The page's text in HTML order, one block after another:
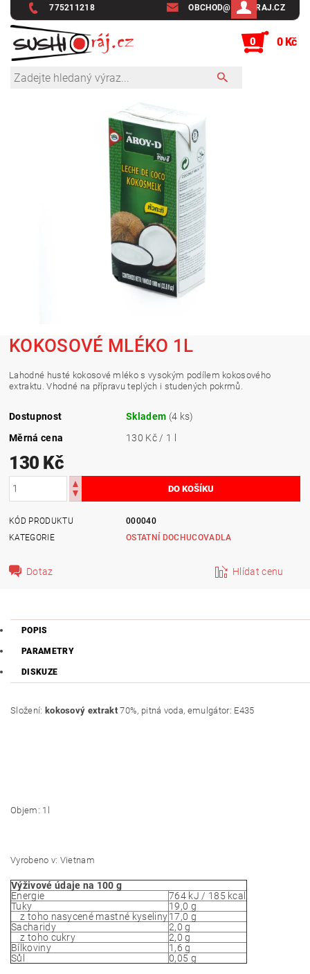
775211218 OBCHOD@SUSHIRAJ.CZ
0 0 Kč
KOKOSOVÉ MLÉKO 1L
Lahodné husté kokosové mléko s vysokým podílem kokosového
extraktu. Vhodné na přípravu teplých i studených pokrmů.
Dostupnost Skladem (4 ks)
Měrná cena
130 Kč / 1 l
130 Kč
KÓD PRODUKTU
000040
KATEGORIE
OSTATNÍ DOCHUCOVADLA
Dotaz Hlídat cenu
POPIS
PARAMETRY
DISKUZE
Složení: kokosový extrakt 70%, pitná voda, emulgátor: E435
Objem: 1l
Vyrobeno v: Vietnam
Výživové údaje na 100 g
Energie
764 kJ / 185 kcal
Tuky
19,0 g
z toho nasycené mastné kyseliny17,0 g
Sacharidy
2,0g
z toho cukry
2,0g
Bílkoviny
1,6 g
Sůl
0,05 g